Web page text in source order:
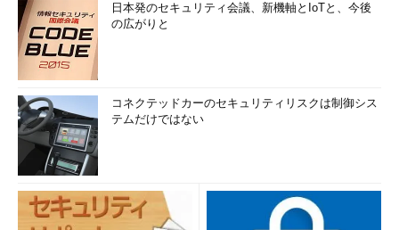
日本発のセキュリティ会議、新機軸とIoTと、今後
の広がりと
コネクテッドカーのセキュリティリスクは制御シス
テムだけではない